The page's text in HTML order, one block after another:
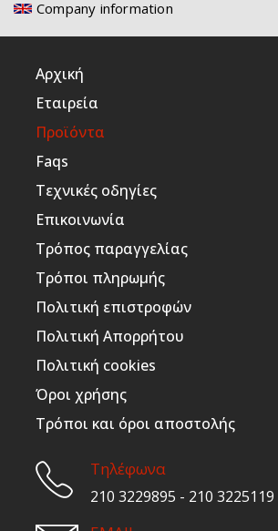
Company information
Αρχική
Εταιρεία
Προϊόντα
Faqs
Τεχνικές οδηγίες
Επικοινωνία
Τρόπος παραγγελίας
Τρόποι πληρωμής
Πολιτική επιστροφών
Πολιτική Απορρήτου
Πολιτική cookies
Όροι χρήσης
Τρόποι και όροι αποστολής
Τηλέφωνα
210 3229895 - 210 3225119